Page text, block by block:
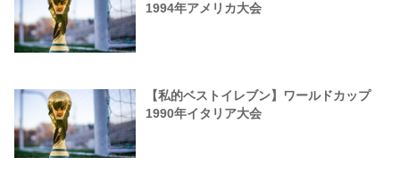
1994年アメリカ大会
【私的ベストイレブン】ワールドカップ
1990年イタリア大会